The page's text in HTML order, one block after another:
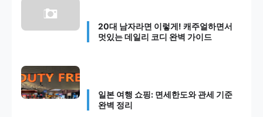
20대 남자라면 이렇게! 캐주얼하면서
멋있는 데일리 코디 완벽 가이드
일본 여행 쇼핑: 면세한도와 관세 기준
완벽 정리